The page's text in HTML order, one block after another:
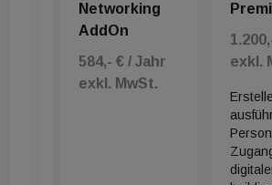
Branche im Bereich Armaturen-,
Badewannen- sowie
Badmöbelanbieter und Hersteller
Badaccessoires. Und freilich sind
Aussteller der
vertreten. Neben den technischen
der Aussteller in den Bereichen Bad
Networking
AddOn
584,- € / Jahr
exkl. MwSt.
exkl.